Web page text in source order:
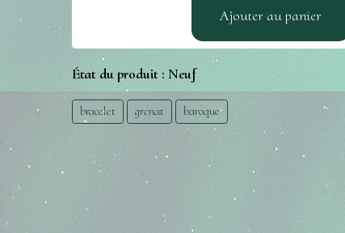
Ajouter au panier
État du produit : Neuf
bracelet grenat baroque